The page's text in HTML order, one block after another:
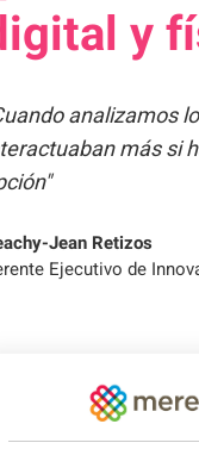
y
analizamos
más si
Jean Retizos
Ejecutivo de